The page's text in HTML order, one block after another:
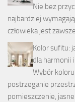
Nie bez
najbardziej
człowieka jest
Kolor sufitu:
dla harmonii
Wybór
postrzeganie
pomieszczenie,